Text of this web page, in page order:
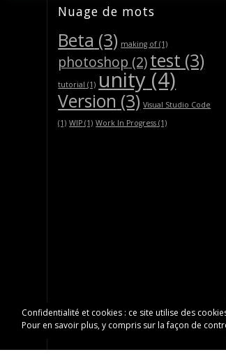
Nuage de mots
Beta (3) making of (1)
photoshop (2)test (3)
tutorial (1) unity (4)
Version (3) Visual Studio Code
(1) WIP (1) Work In Progress (1)
Confidentialité et cookies : ce site utilise des
Pour en savoir plus, y compris sur la façon de